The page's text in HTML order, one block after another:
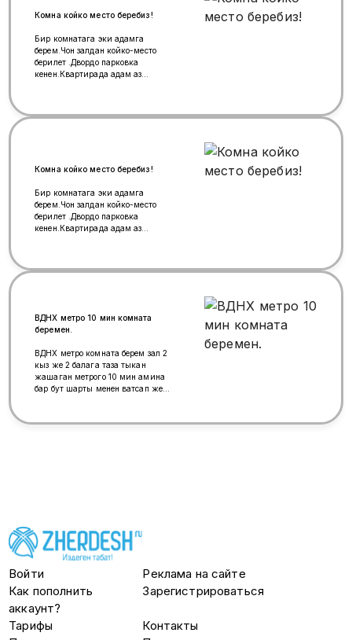
Комна койко место беребиз!
Бир комнатага эки адамга
берем.Чон залдан койко-место
берилет .Двордо парковка
кенен.Квартирада адам аз
Комна койко место беребиз!
Бир комнатага эки адамга
берем.Чон залдан койко-место
берилет .Двордо парковка
кенен.Квартирада адам аз
ВДНХ метро 10 мин комната
беремен.
ВДНХ метро комната берем зал 2
кыз же 2 балага таза тыкан
жашаган метрого 10 мин амина
бар бут шарты менен ватсап же
Войти
Реклама на сайте
Как пополнить
аккаунт?
Зарегистрироваться
Тарифы
Контакты